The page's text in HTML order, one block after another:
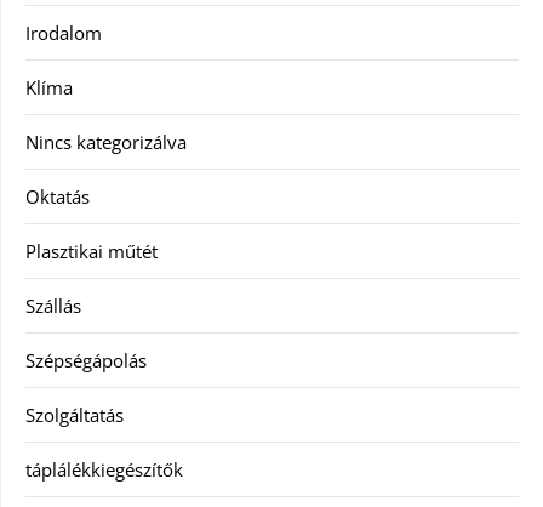
Irodalom
Klíma
Nincs kategorizálva
Oktatás
Plasztikai műtét
Szállás
Szépségápolás
Szolgáltatás
táplálékkiegészítők